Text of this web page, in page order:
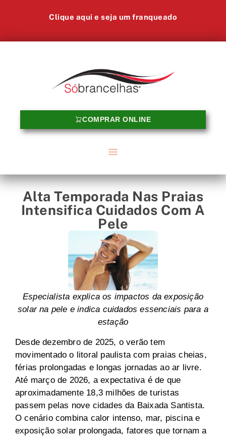
Clique aqui e seja um franqueado
COMPRAR ONLINE
Alta Temporada Nas Praias
Intensifica Cuidados Com A
Pele
Especialista explica os impactos da exposição
solar na pele e indica cuidados essenciais para a
estação
Desde dezembro de 2025, o verão tem
movimentado o litoral paulista com praias cheias,
férias prolongadas e longas jornadas ao ar livre.
Até março de 2026, a expectativa é de que
aproximadamente 18,3 milhões de turistas
passem pelas nove cidades da Baixada Santista.
O cenário combina calor intenso, mar, piscina e
exposição solar prolongada, fatores que tornam a